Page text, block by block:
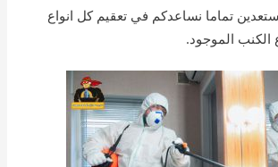
تماما نساعدكم في تعقيم كل انواع
الكنب الموجود.